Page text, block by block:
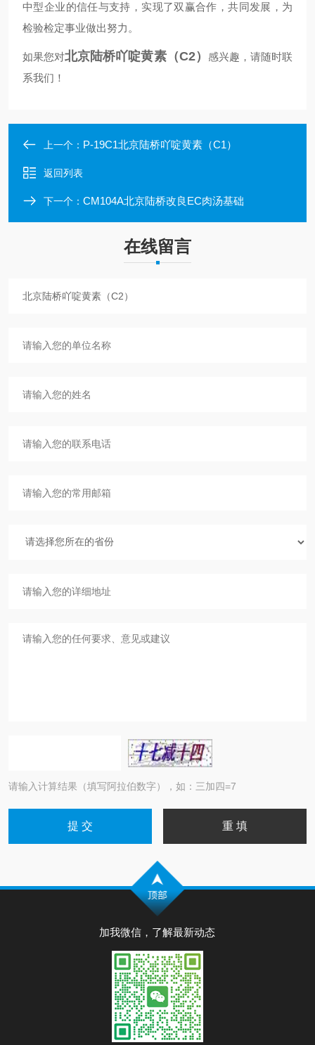
中型企业的信任与支持，实现了双赢合作，共同发展，为
检验检定事业做出努力。
如果您对北京陆桥吖啶黄素（C2）
感兴趣，请随时联
系我们！
上一个： P-19C1北京陆桥吖啶黄素（C1）
返回列表
下一个： CM104A北京陆桥改良EC肉汤基础
在线留言
请输入计算结果（填写阿拉伯数字），如：三加四=7
加我微信，了解最新动态